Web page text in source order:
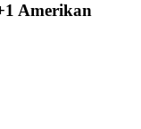
Amerikan